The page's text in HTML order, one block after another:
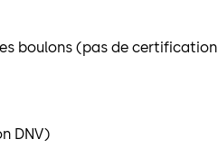
boulons (pas de certification
DNV)